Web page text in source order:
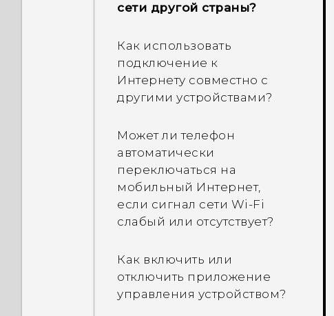
Как работает технология
3.0?
Является ли мой телефон
обратно совместимым с
зарядки, которые не
поддерживают
технологию Qualcomm
Quick Charge 3.0?
Чем разъем Разъем USB
разъема micro-USB на
моем старом телефоне?
сети другой страны?
Как использовать
подключение к
Интернету совместно с
другими устройствами?
Может ли телефон
автоматически
переключаться на
мобильный Интернет,
если сигнал сети Wi-Fi
слабый или отсутствует?
Как включить или
отключить приложение
управления устройством?